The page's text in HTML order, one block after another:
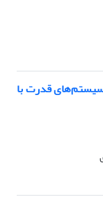
قدرت با